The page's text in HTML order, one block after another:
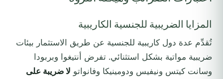
المزايا الضريبية للجنسية الكاريبية
تُقدِّم عدة دول كاريبية للجنسية عن طريق الاستثمار بيئات
ضريبية مواتية بشكل استثنائي. تفرض أنتيغوا وبربودا
وسانت كيتس ونيفيس ودومينيكا وفانواتو لا ضريبة على